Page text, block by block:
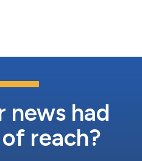
還將在資金管理業務中整合穩
依賴，提升資金使用效率，並改
轉效率。 Corpay服務於全球超
新增穩定幣結算業務擴充了
Border Solutions集團總裁Mark
規模，快速、可靠的流動性流轉
news had
reach?